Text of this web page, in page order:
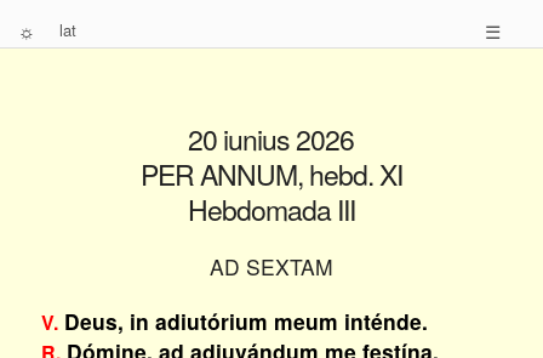
☼ lat ☰
20 iunius 2026
PER ANNUM, hebd. XI
Hebdomada III
AD SEXTAM
V.Deus, in adiutórium meum inténde.
Dómine, ad adiuvándum me festína.